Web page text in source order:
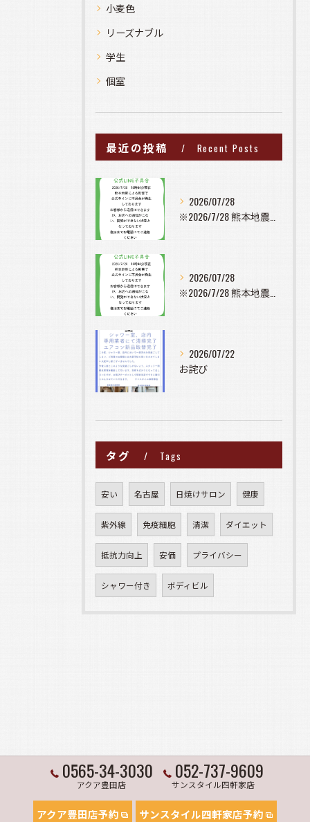
小麦色
リーズナブル
学生
個室
最近の投稿 Recent Posts
2026/07/28
2026/07/28
2026/07/22
お詫び
タグ Tags
安い 名古屋 日焼けサロン 健康
紫外線 免疫細胞 清潔 ダイエット
抵抗力向上 安価 プライバシー
シャワー付き ボディビル
0565-34-3030
アクア豊田店
052-737-9609
サンスタイル四軒家店
アクア豊田店予約 サンスタイル四軒家店予約